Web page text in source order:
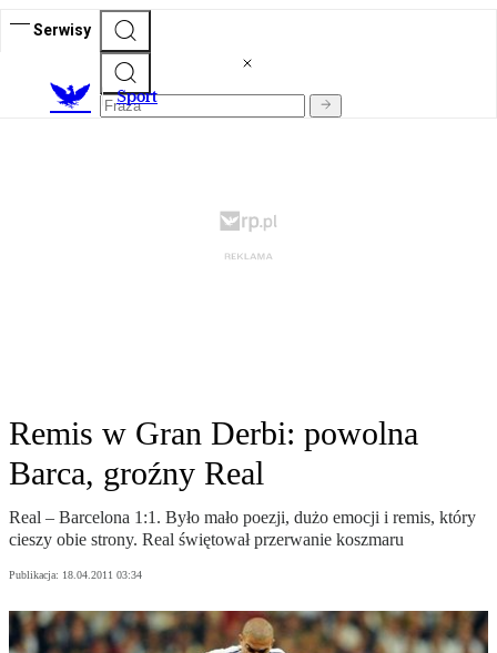
Serwisy
Sport
Remis w Gran Derbi: powolna
Barca, groźny Real
Real – Barcelona 1:1. Było mało poezji, dużo emocji i remis, który
cieszy obie strony. Real świętował przerwanie koszmaru
Publikacja: 18.04.2011 03:34